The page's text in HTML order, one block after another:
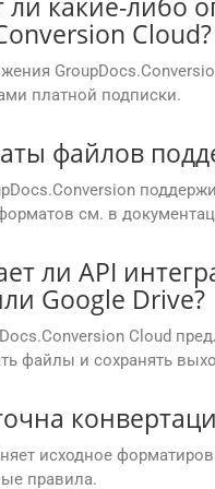
Cloud?
платной подписки.
файлов
см. в
ли API
Google Drive?
Cloud
файлы и сохранять
исходное
правила.